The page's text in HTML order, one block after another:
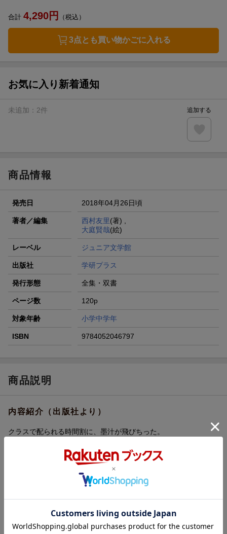
合計 4,290円 （税込）
3点とも買い物かごに入れる
お気に入り新着通知
未追加： 2件 追加する
商品情報
発売日 2018年04月26日頃
著者／編集 西村友里(著) ,
大庭賢哉(絵)
レーベル ジュニア文学館
出版社 学研プラス
発行形態 全集・双書
ページ数 120p
対象年齢 小学中学年
ISBN 9784052046797
商品説明
内容紹介（出版社より）
クラスで配られる時間割に、墨汁が飛びちった。
わたしの時間割にあった、月曜日の「体育 鉄ぼう」。
本当に、なくなったんだ。墨汁が消したとおりに。
これって、偶然……？
だって、クラス中で不思議なことが起こってる！
★第52回夏休みの本（緑陰図書）選定図書